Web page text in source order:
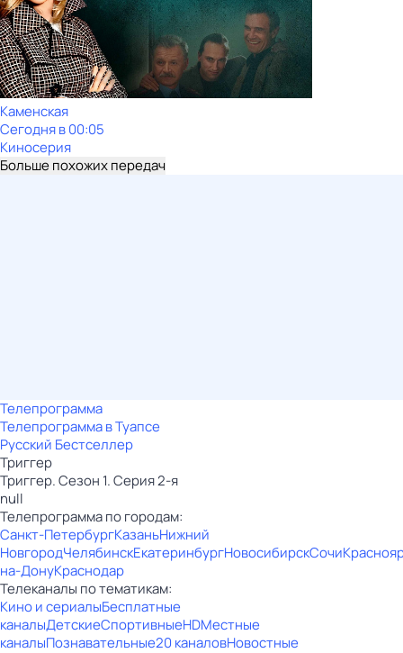
Каменская
Сегодня в 00:05
Киносерия
Больше похожих передач
Телепрограмма
Телепрограмма в Туапсе
Русский Бестселлер
Триггер
Триггер. Сезон 1. Серия 2-я
null
Телепрограмма по городам:
Санкт-ПетербургКазаньНижний
НовгородЧелябинскЕкатеринбургНовосибирскСочи
на-ДонуКраснодар
Телеканалы по тематикам:
Кино и сериалыБесплатные
каналыДетскиеСпортивныеHDМестные
каналыПознавательные20 каналовНовостные